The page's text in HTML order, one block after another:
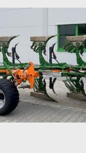
avec vidange
: 2 650 tr/
-----Numéro de
disponible !
plus
WhatsApp.
et de vente